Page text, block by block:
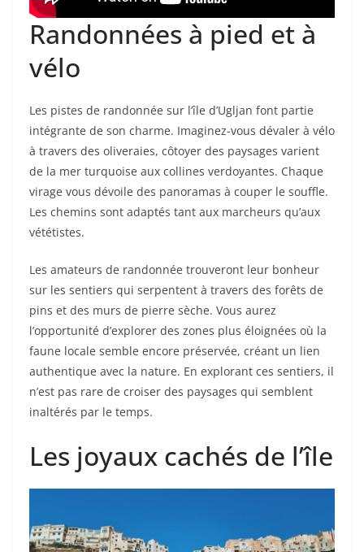
Randonnées à pied et à
vélo
Les pistes de randonnée sur l’île d’Ugljan font partie
intégrante de son charme. Imaginez-vous dévaler à vélo
à travers des oliveraies, côtoyer des paysages varient
de la mer turquoise aux collines verdoyantes. Chaque
virage vous dévoile des panoramas à couper le souffle.
Les chemins sont adaptés tant aux marcheurs qu’aux
vététistes.
Les amateurs de randonnée trouveront leur bonheur
sur les sentiers qui serpentent à travers des forêts de
pins et des murs de pierre sèche. Vous aurez
l’opportunité d’explorer des zones plus éloignées où la
faune locale semble encore préservée, créant un lien
authentique avec la nature. En explorant ces sentiers, il
n’est pas rare de croiser des paysages qui semblent
inaltérés par le temps.
Les joyaux cachés de l’île